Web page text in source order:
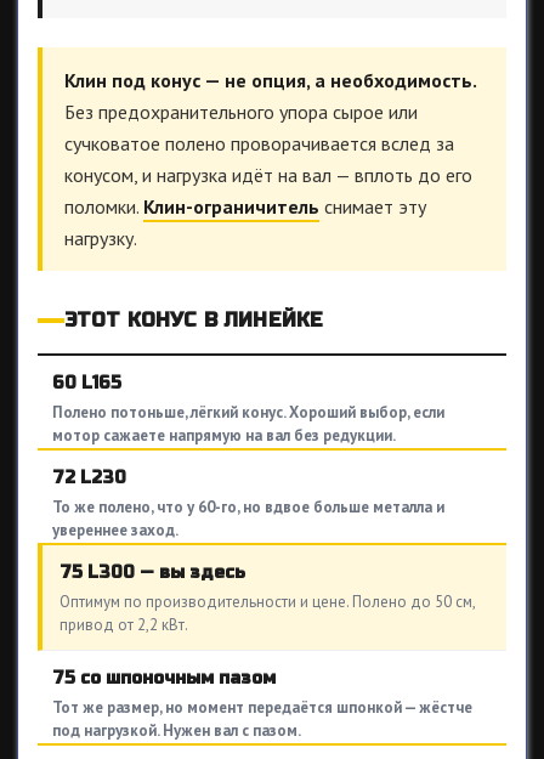
Клин под конус — не опция, а необходимость.
Без предохранительного упора сырое или
сучковатое полено проворачивается вслед за
конусом, и нагрузка идёт на вал — вплоть до его
поломки. Клин-ограничитель снимает эту
нагрузку.
ЭТОТ КОНУС В ЛИНЕЙКЕ
60 L165
Полено потоньше, лёгкий конус. Хороший выбор, если
мотор сажаете напрямую на вал без редукции.
72 L230
То же полено, что у 60-го, но вдвое больше металла и
увереннее заход.
75 L300 — вы здесь
Оптимум по производительности и цене. Полено до 50 см,
привод от 2,2 кВт.
75 со шпоночным пазом
Тот же размер, но момент передаётся шпонкой — жёстче
под нагрузкой. Нужен вал с пазом.